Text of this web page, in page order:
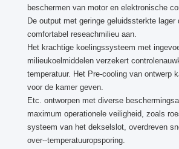
beschermen van motor en elektronische
De output met geringe geluidssterkte lager
comfortabel reseachmilieu aan.
Het krachtige koelingssysteem met
milieukoelmiddelen verzekert
temperatuur. Het Pre-cooling van ontwerp
voor de kamer geven.
Etc. ontworpen met diverse
maximum operationele veiligheid, zoals
systeem van het dekselslot, overdreven
over--temperatuuropsporing.